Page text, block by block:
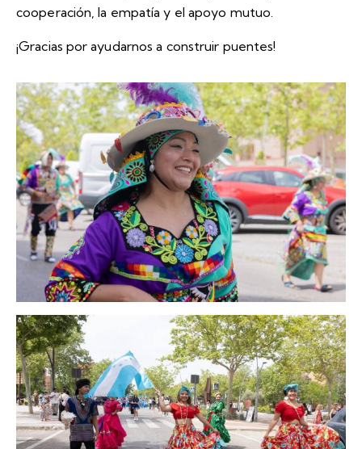
cooperación, la empatía y el apoyo mutuo.
¡Gracias por ayudarnos a construir puentes!